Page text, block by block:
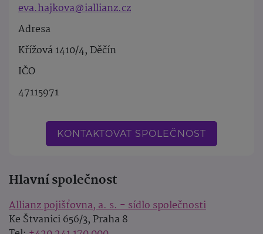
eva.hajkova@iallianz.cz
Adresa
Křížová 1410/4, Děčín
IČO
47115971
KONTAKTOVAT SPOLEČNOST
Hlavní společnost
Allianz pojišťovna, a. s. - sídlo společnosti
Ke Štvanici 656/3, Praha 8